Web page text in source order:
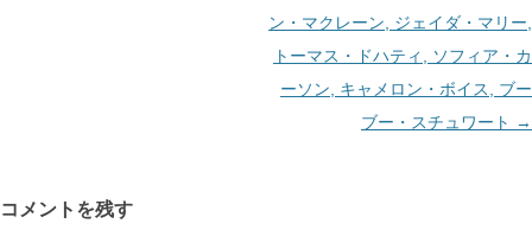
ン・マクレーン, ジェイダ・マリー,
トーマス・ドハティ, ソフィア・カ
ーソン, キャメロン・ボイス, ブー
ブー・スチュワート →
コメントを残す